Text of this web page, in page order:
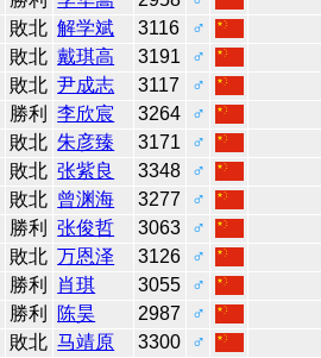
敗北 解学斌 3116
♂
敗北 戴琪高 3191
♂
敗北 尹成志 3117
♂
勝利 李欣宸 3264
♂
敗北 朱彦臻 3171
♂
敗北 张紫良 3348
♂
敗北 曾渊海 3277
♂
勝利 张俊哲 3063
♂
敗北 万恩泽 3126
♂
勝利 肖琪 3055
♂
勝利 陈昊 2987
♂
敗北 马靖原 3300
♂